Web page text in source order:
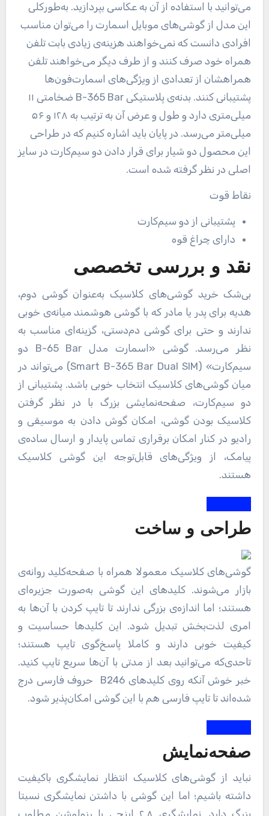
می‌توانید با استفاده از آن به عکاسی بپردازید. به‌طورکلی
این مدل از گوشی‌های موبایل اسمارت را می‌توان مناسب
افرادی دانست که نمی‌خواهند هزینه‌ی زیادی بابت تلفن
همراه خود صرف کنند و از طرف دیگر می‌خواهند تلفن
همراهشان از تعدادی از ویژگی‌های اسمارت‌فون‌ها
پشتیبانی کنند. بدنه‌ی پلاستیکیB-365 Bar
ضخامتی ۱۱
میلی‌متری دارد و طول و عرض آن به ترتیب به ۱۲۸ و ۵۶
میلی‌متر می‌رسد. در پایان باید اشاره کنیم که در طراحی
این محصول دو شیار برای قرار دادن دو سیم‌کارت در سایز
اصلی در نظر گرفته شده است.
نقاط قوت
پشتیبانی از دو سیم‌کارت
دارای چراغ قوه
نقد و بررسی تخصصی
بی‌شک خرید گوشی‌های کلاسیک به‌عنوان گوشی دوم،
هدیه برای پدر یا مادر که با گوشی هوشمند میانه‌ی خوبی
ندارند و حتی برای گوشی دم‌دستی، گزینه‌ای مناسب به
نظر می‌رسد. گوشی «اسمارت مدل B-65 Bar دو
سیم‌کارت» (Smart B-365 Bar Dual SIM) می‌تواند در
میان گوشی‌های کلاسیک انتخاب خوبی باشد. پشتیبانی از
دو سیم‌کارت، صفحه‌نمایشی بزرگ با در نظر گرفتن
کلاسیک بودن گوشی، امکان گوش دادن به موسیقی و
رادیو در کنار امکان برقراری تماس پایدار و ارسال ساده‌ی
پیامک، از ویژگی‌های قابل‌توجه این گوشی کلاسیک
هستند.
طراحی و ساخت
گوشی‌های کلاسیک معمولا همراه با صفحه‌کلید روانه‌ی
بازار می‌شوند. کلیدهای این گوشی به‌صورت جزیره‌ای
هستند؛ اما اندازه‌ی بزرگی ندارند تا تایپ کردن با آن‌ها به
امری لذت‌بخش تبدیل شود. این کلیدها حساسیت و
کیفیت خوبی دارند و کاملا پاسخ‌گوی تایپ هستند؛
تاحدی‌که می‌توانید بعد از مدتی با آن‌ها سریع تایپ کنید.
خبر خوش آنکه روی کلیدهای B246 حروف فارسی درج
شده‌اند تا تایپ فارسی هم با این گوشی امکان‌پذیر شود.
صفحه‌نمایش
نباید از گوشی‌های کلاسیک انتظار نمایشگری باکیفیت
داشته باشیم؛ اما این گوشی با داشتن نمایشگری نسبتا
بزرگ دارد. نمایشگری ۲.۸ اینچی با رزولوشن مطلوب